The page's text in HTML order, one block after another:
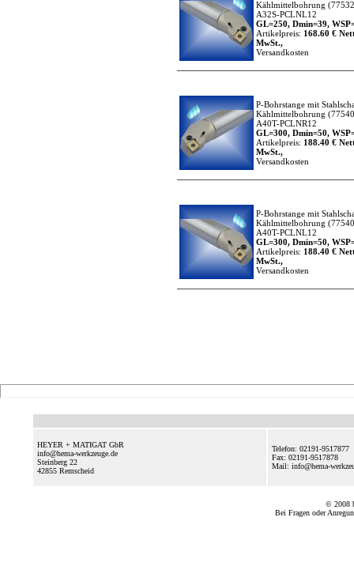
Kählmittelbohrung
A32S-PCLNL12
GL=250, Dmin=39,
Artikelpreis: 168.60 €
MwSt.,
Versandkosten
P-Bohrstange mit
Kählmittelbohrung
A40T-PCLNR12
GL=300, Dmin=50,
Artikelpreis: 188.40 €
MwSt.,
Versandkosten
P-Bohrstange mit
Kählmittelbohrung
A40T-PCLNL12
GL=300, Dmin=50,
Artikelpreis: 188.40 €
MwSt.,
Versandkosten
HEYER + MATIGAT GbR
info@hema-werkzeuge.de
Steinberg 22
42855 Remscheid
Telefon: 02191-9517877
Fax: 02191-9517878
Mail: info@hema-
© 2008
Bei Fragen oder